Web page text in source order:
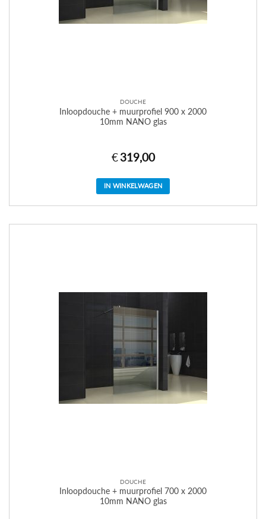
DOUCHE
Inloopdouche + muurprofiel 900 x 2000
10mm NANO glas
€ 319,00
IN WINKELWAGEN
DOUCHE
Inloopdouche + muurprofiel 700 x 2000
10mm NANO glas